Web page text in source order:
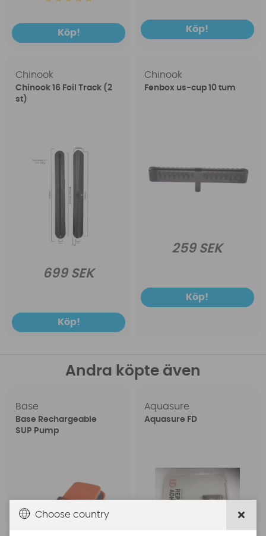
Köp! Köp!
Chinook
Chinook 16 Foil Track (2
st)
699 SEK
Köp!
Chinook
Fenbox us-cup 10 tum
259 SEK
Köp!
Andra köpte även
Base
Base Rechargeable
SUP Pump
Aquasure
Aquasure FD
Choose country